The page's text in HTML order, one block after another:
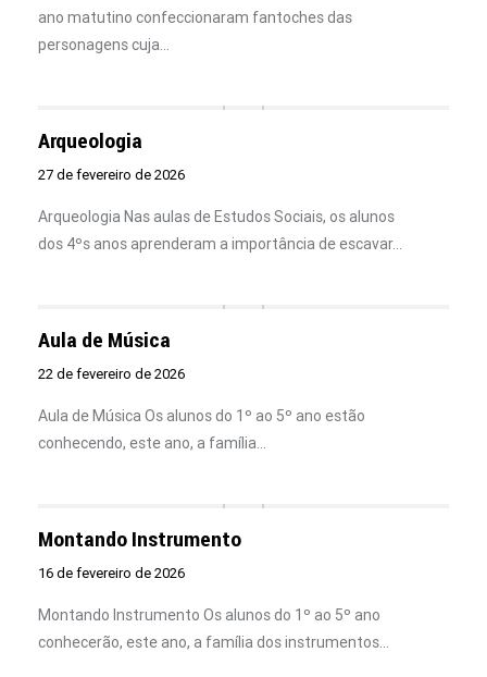
ano matutino confeccionaram fantoches das
personagens cuja…
Arqueologia
27 de fevereiro de 2026
Arqueologia Nas aulas de Estudos Sociais, os alunos
dos 4ºs anos aprenderam a importância de escavar…
Aula de Música
22 de fevereiro de 2026
Aula de Música Os alunos do 1º ao 5º ano estão
conhecendo, este ano, a família…
Montando Instrumento
16 de fevereiro de 2026
Montando Instrumento Os alunos do 1º ao 5º ano
conhecerão, este ano, a família dos instrumentos…